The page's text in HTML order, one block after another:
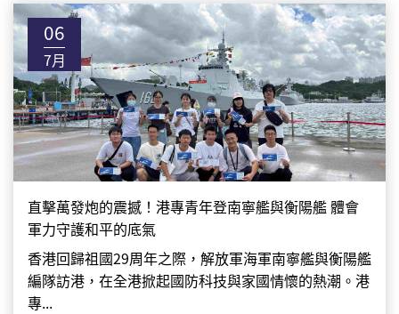
06
7月
直擊萬發炮的震撼！港專青年登南寧艦與衡陽艦 體會
軍力守護和平的底氣
香港回歸祖國29周年之際，解放軍海軍南寧艦與衡陽艦
編隊訪港，在全港掀起國防科技與家國情懷的熱潮。港
專...